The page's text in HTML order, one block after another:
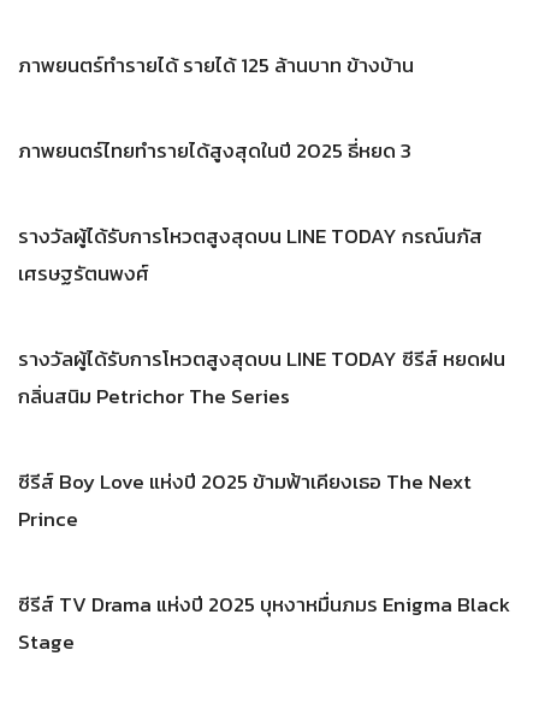
ภาพยนตร์ทำรายได้ รายได้ 125 ล้านบาท ข้างบ้าน
ภาพยนตร์ไทยทำรายได้สูงสุดในปี 2025 ธี่หยด 3
รางวัลผู้ได้รับการโหวตสูงสุดบน LINE TODAY กรณ์นภัส
เศรษฐรัตนพงศ์
รางวัลผู้ได้รับการโหวตสูงสุดบน LINE TODAY ซีรีส์ หยดฝน
กลิ่นสนิม Petrichor The Series
ซีรีส์ Boy Love แห่งปี 2025 ข้ามฟ้าเคียงเธอ The Next
Prince
ซีรีส์ TV Drama แห่งปี 2025 บุหงาหมื่นภมร Enigma Black
Stage